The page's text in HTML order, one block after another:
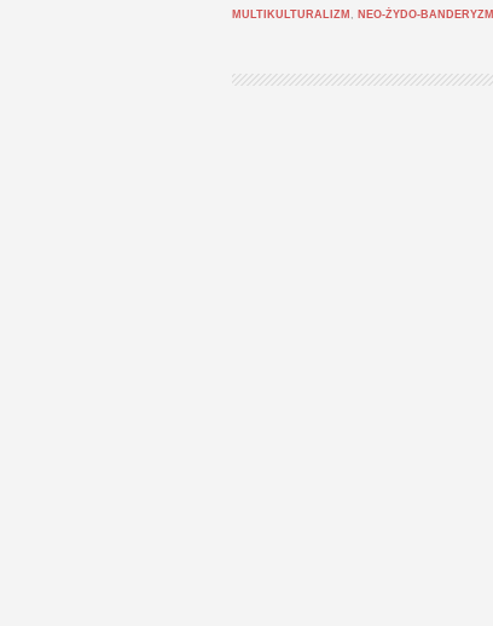
MULTIKULTURALIZM , NEO-ŻYDO-BANDERYZM